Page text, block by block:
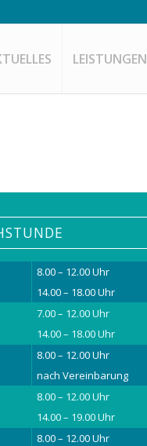
LEISTUNGEN
8.00 – 12.00 Uhr
14.00 – 18.00 Uhr
7.00 – 12.00 Uhr
14.00 – 18.00 Uhr
8.00 – 12.00 Uhr
nach Vereinbarung
8.00 – 12.00 Uhr
14.00 – 19.00 Uhr
8.00 – 12.00 Uhr